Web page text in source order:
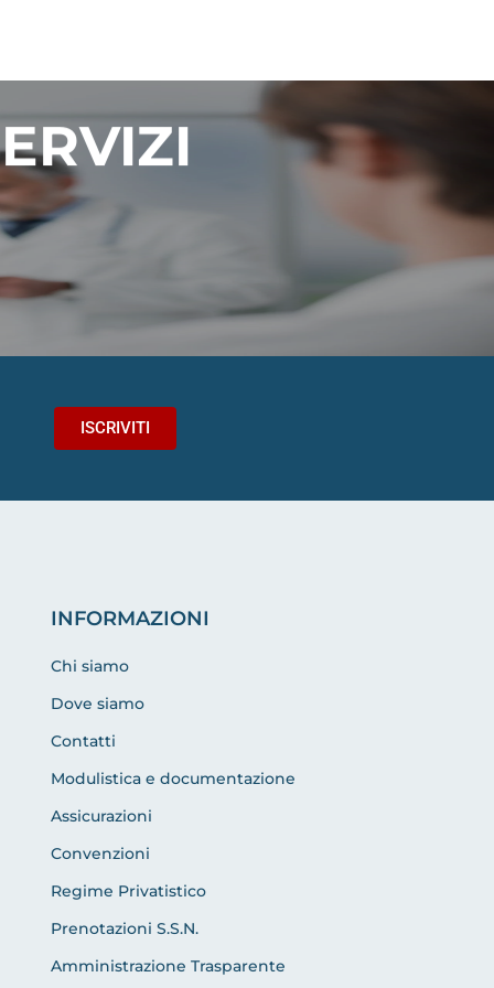
ISCRIVITI
INFORMAZIONI
Chi siamo
Dove siamo
Contatti
Modulistica e documentazione
Assicurazioni
Convenzioni
Regime Privatistico
Prenotazioni S.S.N.
Amministrazione Trasparente